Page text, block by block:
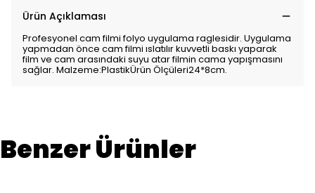
Ürün Açıklaması
Profesyonel cam filmi folyo uygulama raglesidir. Uygulama
yapmadan önce cam filmi ıslatılır kuvvetli baskı yaparak
film ve cam arasındaki suyu atar filmin cama yapışmasını
sağlar. Malzeme:PlastikÜrün Ölçüleri24*8cm.
Benzer Ürünler